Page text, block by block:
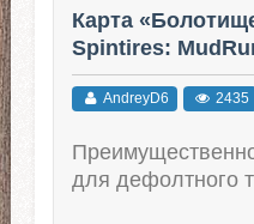
Карта
Spintires:
AndreyD6 2435
для дефолтного